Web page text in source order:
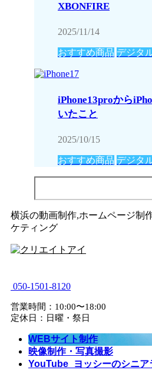
XBONFIRE
2025/11/14
おすすめ商品 デジタ
iPhone13proから
いたこと
2025/10/15
おすすめ商品 デジタ
横浜の動画制作,ホームページ制
ケティング
050-1501-8120
営業時間：10:00〜18:00
定休日：日曜・祭日
WEBサイト制作
映像制作・写真撮影
YouTube_ヨッシーのシニア